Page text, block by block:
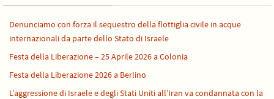
Denunciamo con forza il sequestro della flottiglia civile in acque
internazionali da parte dello Stato di Israele
Festa della Liberazione – 25 Aprile 2026 a Colonia
Festa della Liberazione 2026 a Berlino
L’aggressione di Israele e degli Stati Uniti all’Iran va condannata con la